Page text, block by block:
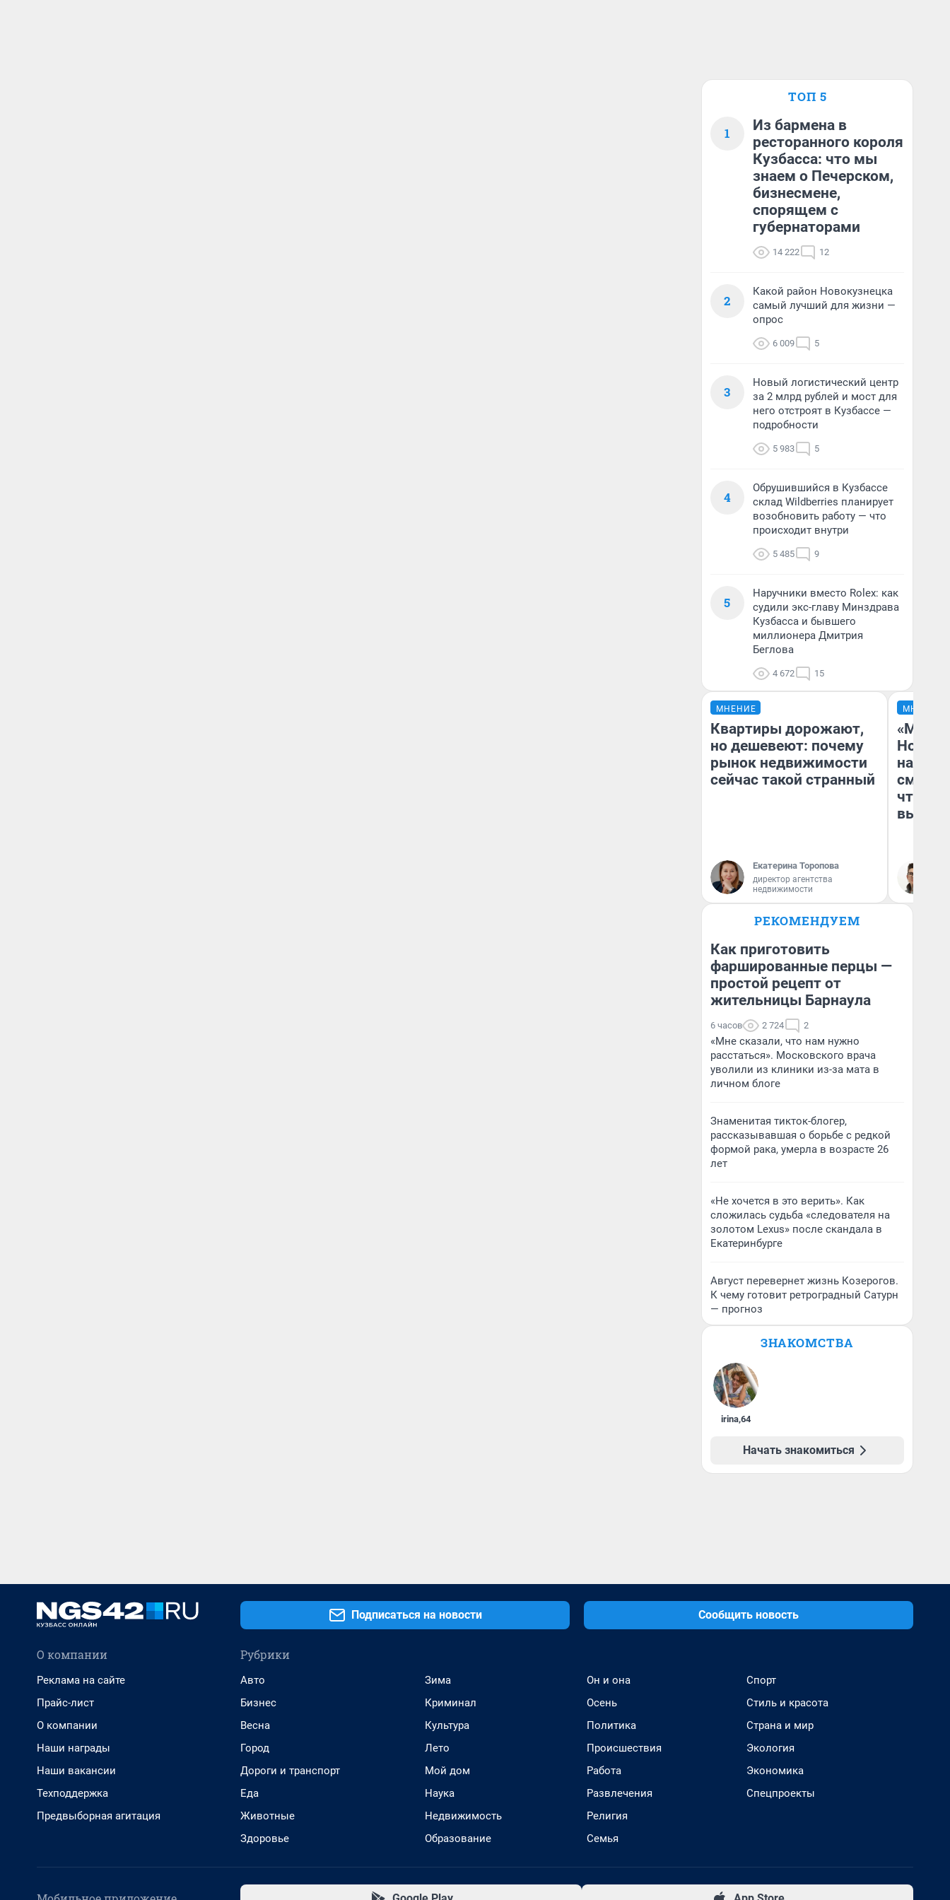
ТОП 5
1
Из бармена в
ресторанного короля
Кузбасса: что мы
знаем о Печерском,
бизнесмене,
спорящем с
губернаторами
14 222 12
2
Какой район Новокузнецка
самый лучший для жизни —
опрос
6 009 5
3
Новый логистический центр
за 2 млрд рублей и мост для
него отстроят в Кузбассе —
подробности
5 983 5
4
Обрушившийся в Кузбассе
склад Wildberries планирует
возобновить работу — что
происходит внутри
5 485 9
5
Наручники вместо Rolex: как
судили экс-главу Минздрава
Кузбасса и бывшего
миллионера Дмитрия
Беглова
4 672 15
МНЕНИЕ
Квартиры дорожают,
но дешевеют: почему
рынок недвижимости
сейчас такой странный
Екатерина Торопова
директор агентства
недвижимости
МНЕНИЕ
«Мы
чтобы
РЕКОМЕНДУЕМ
Как приготовить
фаршированные перцы —
простой рецепт от
жительницы Барнаула
6 часов 2 724 2
«Мне сказали, что нам нужно
расстаться». Московского врача
уволили из клиники из-за мата в
личном блоге
Знаменитая тикток-блогер,
рассказывавшая о борьбе с редкой
формой рака, умерла в возрасте 26
лет
«Не хочется в это верить». Как
сложилась судьба «следователя на
золотом Lexus» после скандала в
Екатеринбурге
Август перевернет жизнь Козерогов.
К чему готовит ретроградный Сатурн
— прогноз
ЗНАКОМСТВА
irina,64
Начать знакомиться
Подписаться на новости Сообщить новость
О компании
Реклама на сайте
Прайс-лист
О компании
Наши награды
Наши вакансии
Техподдержка
Предвыборная агитация
Рубрики
Авто
Бизнес
Весна
Город
Дороги и транспорт
Еда
Животные
Здоровье
Зима
Криминал
Культура
Лето
Мой дом
Наука
Недвижимость
Образование
Он и она
Осень
Политика
Происшествия
Работа
Развлечения
Религия
Семья
Спорт
Стиль и красота
Страна и мир
Экология
Экономика
Спецпроекты